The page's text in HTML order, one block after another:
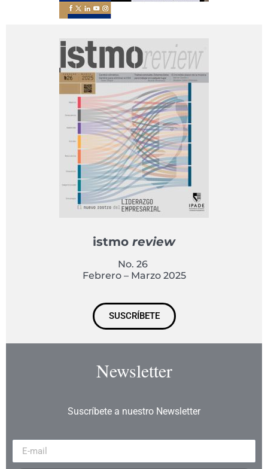
istmo review
No. 26
Febrero – Marzo 2025
SUSCRÍBETE
Newsletter
Suscríbete a nuestro Newsletter